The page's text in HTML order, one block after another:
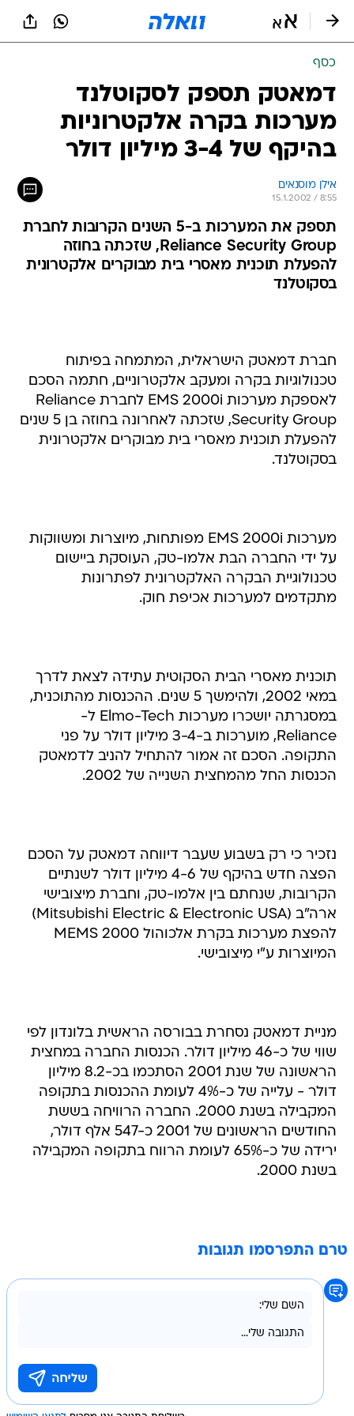
כסף
דמאטק תספק לסקוטלנד
מערכות בקרה אלקטרוניות
בהיקף של 3-4 מיליון דולר
אילן מוסנאים
15.1.2002 / 8:55
תספק את המערכות ב-5 השנים הקרובות לחברת
Reliance Security Group, שזכתה בחוזה
להפעלת תוכנית מאסרי בית מבוקרים אלקטרונית
בסקוטלנד
חברת דמאטק הישראלית, המתמחה בפיתוח
טכנולוגיות בקרה ומעקב אלקטרוניים, חתמה הסכם
לאספקת מערכות EMS 2000i לחברת Reliance
Security Group, שזכתה לאחרונה בחוזה בן 5 שנים
להפעלת תוכנית מאסרי בית מבוקרים אלקטרונית
בסקוטלנד.
מערכות EMS 2000i מפותחות, מיוצרות ומשווקות
על ידי החברה הבת אלמו-טק, העוסקת ביישום
טכנולוגיית הבקרה האלקטרונית לפתרונות
מתקדמים למערכות אכיפת חוק.
תוכנית מאסרי הבית הסקוטית עתידה לצאת לדרך
במאי 2002, ולהימשך 5 שנים. ההכנסות מהתוכנית,
במסגרתה יושכרו מערכות Elmo-Tech ל-
Reliance, מוערכות ב-3-4 מיליון דולר על פני
התקופה. הסכם זה אמור להתחיל להניב לדמאטק
הכנסות החל מהמחצית השנייה של 2002.
נזכיר כי רק בשבוע שעבר דיווחה דמאטק על הסכם
הפצה חדש בהיקף של 4-6 מיליון דולר לשנתיים
הקרובות, שנחתם בין אלמו-טק, וחברת מיצובישי
ארה"ב (Mitsubishi Electric & Electronic USA)
להפצת מערכות בקרת אלכוהול MEMS 2000
המיוצרות ע"י מיצובישי.
מניית דמאטק נסחרת בבורסה הראשית בלונדון לפי
שווי של כ-46 מיליון דולר. הכנסות החברה במחצית
הראשונה של שנת 2001 הסתכמו בכ-8.2 מיליון
דולר - עלייה של כ-4% לעומת ההכנסות בתקופה
המקבילה בשנת 2000. החברה הרוויחה בששת
החודשים הראשונים של 2001 כ-547 אלף דולר,
ירידה של כ-65% לעומת הרווח בתקופה המקבילה
בשנת 2000.
טרם התפרסמו תגובות